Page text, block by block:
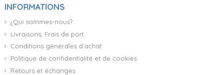
INFORMATIONS
¿Qui sommes-nous?
Livraisons, Frais de port
Conditions générales d'achat
Politique de confidentialité et de cookies
Retours et échanges